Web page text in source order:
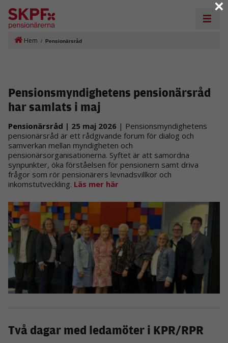
Hem / Pensionärsråd
Pensionsmyndighetens pensionärsråd
har samlats i maj
Pensionärsråd | 25 maj 2026 | Pensionsmyndighetens
pensionärsråd är ett rådgivande forum för dialog och
samverkan mellan myndigheten och
pensionärsorganisationerna. Syftet är att samordna
synpunkter, öka förståelsen för pensionern samt driva
frågor som rör pensionärers levnadsvillkor och
inkomstutveckling. Läs mer här
Två dagar med ledamöter i KPR/RPR
×